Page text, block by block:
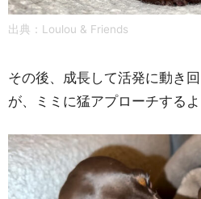
出典： Loulou & Friends
その後、成長して活発に動き
が、ミミに猛アプローチするよ